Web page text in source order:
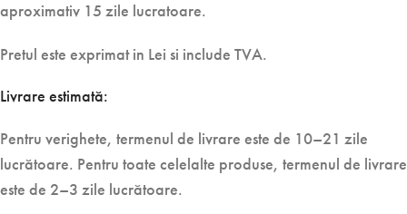
aproximativ 15 zile lucratoare.
Pretul este exprimat in Lei si include TVA.
Livrare estimată:
Pentru verighete, termenul de livrare este de 10–21 zile
lucrătoare. Pentru toate celelalte produse, termenul de livrare
este de 2–3 zile lucrătoare.